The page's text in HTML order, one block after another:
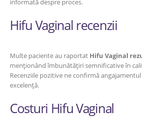
informată despre proces.
Hifu Vaginal recenzii
Multe paciente au raportat Hifu Vaginal
menționând îmbunătățiri semnificative în
Recenziile pozitive ne confirmă
excelență.
Costuri Hifu Vaginal